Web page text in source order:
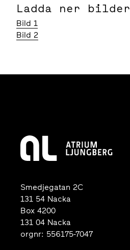
Ladda ner bilder
Bild 1
Bild 2
Smedjegatan 2C
131 54 Nacka
Box 4200
131 04 Nacka
orgnr: 556175-7047